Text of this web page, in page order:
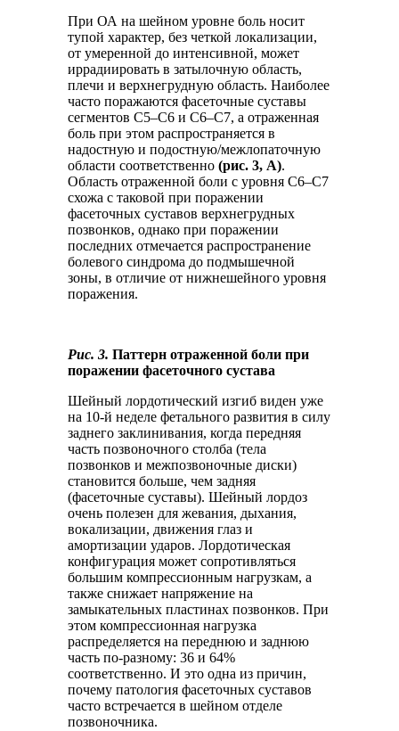
При ОА на шейном уровне боль носит
тупой характер, без четкой локализации,
от умеренной до интенсивной, может
иррадиировать в затылочную область,
плечи и верхнегрудную область. Наиболее
часто поражаются фасеточные суставы
сегментов C5–C6 и C6–C7, а отраженная
боль при этом распространяется в
надостную и подостную/межлопаточную
области соответственно(рис. 3, А).
Область отраженной боли с уровня C6–C7
схожа с таковой при поражении
фасеточных суставов верхнегрудных
позвонков, однако при поражении
последних отмечается распространение
болевого синдрома до подмышечной
зоны, в отличие от нижнешейного уровня
поражения.
Рис. 3. Паттерн отраженной боли при
поражении фасеточного сустава
Шейный лордотический изгиб виден уже
на 10-й неделе фетального развития в силу
заднего заклинивания, когда передняя
часть позвоночного столба (тела
позвонков и межпозвоночные диски)
становится больше, чем задняя
(фасеточные суставы). Шейный лордоз
очень полезен для жевания, дыхания,
вокализации, движения глаз и
амортизации ударов. Лордотическая
конфигурация может сопротивляться
большим компрессионным нагрузкам, а
также снижает напряжение на
замыкательных пластинах позвонков. При
этом компрессионная нагрузка
распределяется на переднюю и заднюю
часть по-разному: 36 и 64%
соответственно. И это одна из причин,
почему патология фасеточных суставов
часто встречается в шейном отделе
позвоночника.